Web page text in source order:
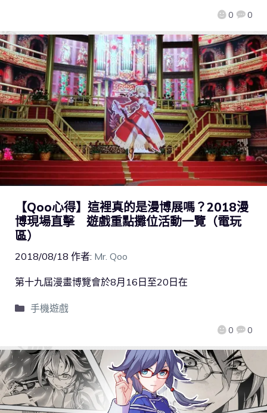
0 0
【Qoo心得】這裡真的是漫博展嗎？2018漫
博現場直擊 遊戲重點攤位活動一覽（電玩
區）
2018/08/18 作者: Mr. Qoo
0 0
第十九屆漫畫博覽會於8月16日至20日在
手機遊戲